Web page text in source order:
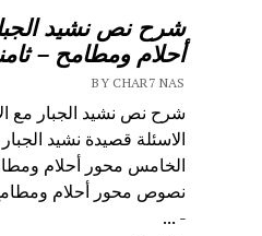
شرح نص نشيد
أحلام ومطامح –
BY CHAR7 NAS
شرح نص نشيد الجبار مع
الخامس محور أحلام
- ...